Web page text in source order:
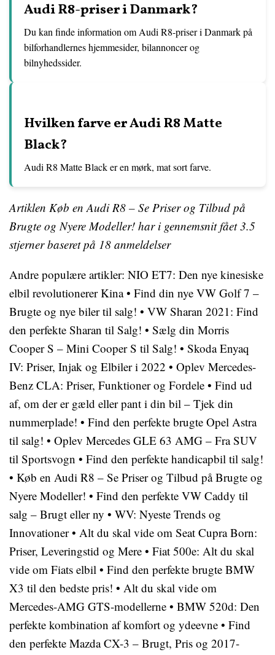
Audi R8-priser i Danmark?
Du kan finde information om Audi R8-priser i Danmark på
bilforhandlernes hjemmesider, bilannoncer og
bilnyhedssider.
Hvilken farve er Audi R8 Matte
Black?
Audi R8 Matte Black er en mørk, mat sort farve.
Artiklen Køb en Audi R8 – Se Priser og Tilbud på
Brugte og Nyere Modeller! har i gennemsnit fået3.5
stjerner baseret på 18 anmeldelser
Andre populære artikler: NIO ET7: Den nye kinesiske
elbil revolutionerer Kina• Find din nye VW Golf 7 –
Brugte og nye biler til salg! • VW Sharan 2021: Find
den perfekte Sharan til Salg! • Sælg din Morris
Cooper S – Mini Cooper S til Salg! • Skoda Enyaq
IV: Priser, Injak og Elbiler i 2022 • Oplev Mercedes-
Benz CLA: Priser, Funktioner og Fordele • Find ud
af, om der er gæld eller pant i din bil – Tjek din
nummerplade! • Find den perfekte brugte Opel Astra
til salg! • Oplev Mercedes GLE 63 AMG – Fra SUV
til Sportsvogn • Find den perfekte handicapbil til salg!
• Køb en Audi R8 – Se Priser og Tilbud på Brugte og
Nyere Modeller! • Find den perfekte VW Caddy til
salg – Brugt eller ny • WV: Nyeste Trends og
Innovationer• Alt du skal vide om Seat Cupra Born:
Priser, Leveringstid og Mere • Fiat 500e: Alt du skal
vide om Fiats elbil • Find den perfekte brugte BMW
X3 til den bedste pris! • Alt du skal vide om
Mercedes-AMG GTS-modellerne • BMW 520d: Den
perfekte kombination af komfort og ydeevne • Find
den perfekte Mazda CX-3 – Brugt, Pris og 2017-